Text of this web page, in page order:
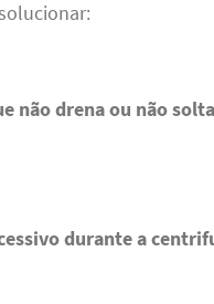
não drena ou não
durante a